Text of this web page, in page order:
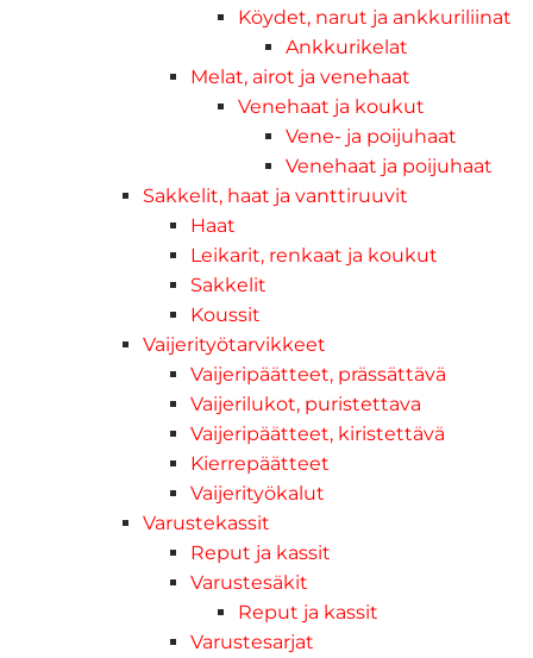
Köydet, narut ja ankkuriliinat
Ankkurikelat
Melat, airot ja venehaat
Venehaat ja koukut
Vene- ja poijuhaat
Venehaat ja poijuhaat
Sakkelit, haat ja vanttiruuvit
Haat
Leikarit, renkaat ja koukut
Sakkelit
Koussit
Vaijerityötarvikkeet
Vaijeripäätteet, prässättävä
Vaijerilukot, puristettava
Vaijeripäätteet, kiristettävä
Kierrepäätteet
Vaijerityökalut
Varustekassit
Reput ja kassit
Varustesäkit
Reput ja kassit
Varustesarjat